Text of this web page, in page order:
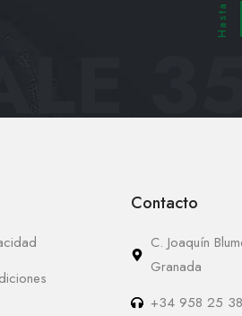
Hasta
Contacto
C. Joaquín
Granada
+34 958 25